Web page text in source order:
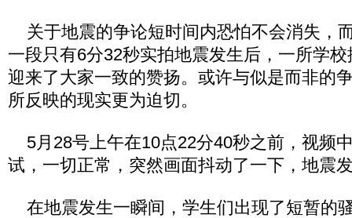
关于地震的争论短时间内恐怕不会消失，
一段只有6分32秒实拍地震发生后，一所学
迎来了大家一致的赞扬。或许与似是而非的
所反映的现实更为迫切。
5月28号上午在10点22分40秒之前，视频
试，一切正常，突然画面抖动了一下，地震
在地震发生一瞬间，学生们出现了短暂的